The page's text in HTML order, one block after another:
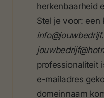
herkenbaarheid
Stel je voor:
professionaliteit
e-mailadres
domeinnaam